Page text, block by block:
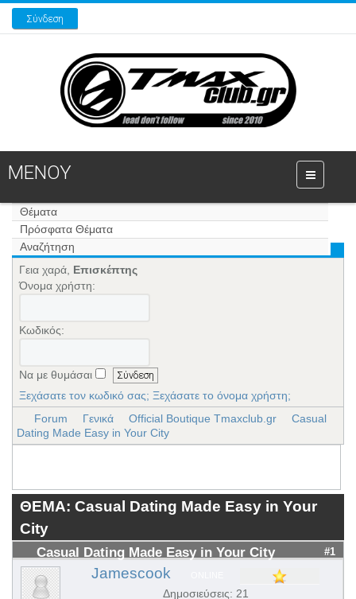
Σύνδεση
ΜΕΝΟΥ
Θέματα
Πρόσφατα Θέματα
Αναζήτηση
Γεια χαρά, Επισκέπτης
Όνομα χρήστη:
Κωδικός:
Να με θυμάσαι
Ξεχάσατε τον κωδικό σας; Ξεχάσατε το όνομα χρήστη;
Forum
Γενικά Official Boutique Tmaxclub.gr
Casual
Dating Made Easy in Your City
ΘΕΜΑ: Casual Dating Made Easy in Your
City
Casual Dating Made Easy in Your City #1
Jamescook
Δημοσιεύσεις: 21